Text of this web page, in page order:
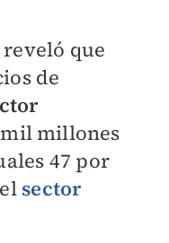
que
de
millones
47 por
sector